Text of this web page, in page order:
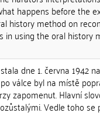
happens before the
history method on
in using the oral history
dne 1. června 1942
válce byl na místě
zapomenut. Hlavní
Vedle toho se